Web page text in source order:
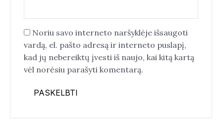
Noriu savo interneto naršyklėje išsaugoti
vardą, el. pašto adresą ir interneto puslapį,
kad jų nebereiktų įvesti iš naujo, kai kitą kartą
vėl norėsiu parašyti komentarą.